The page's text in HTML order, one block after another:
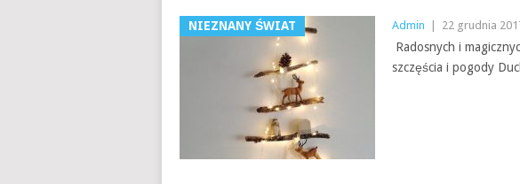
NIEZNANY ŚWIAT Admin 22 grudnia
Radosnych i
szczęścia i pogody